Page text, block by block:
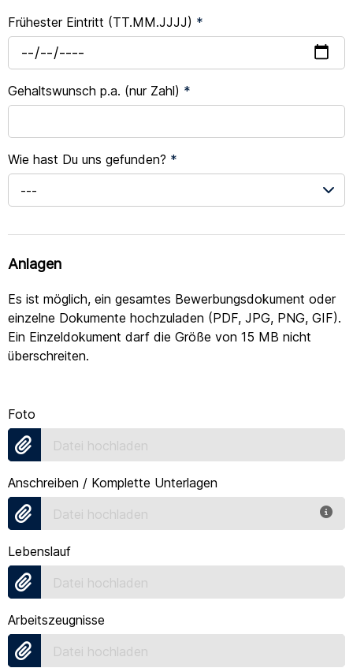
Frühester Eintritt (TT.MM.JJJJ) *
Gehaltswunsch p.a. (nur Zahl) *
Wie hast Du uns gefunden? *
---
Anlagen
Es ist möglich, ein gesamtes Bewerbungsdokument oder
einzelne Dokumente hochzuladen (PDF, JPG, PNG, GIF).
Ein Einzeldokument darf die Größe von 15 MB nicht
überschreiten.
Foto
Datei hochladen
Anschreiben / Komplette Unterlagen
Datei hochladen
Lebenslauf
Datei hochladen
Arbeitszeugnisse
Datei hochladen